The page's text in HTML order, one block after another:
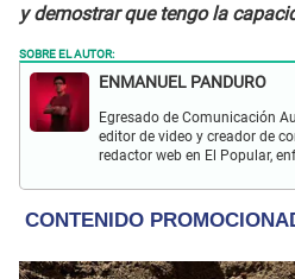
y demostrar que tengo la
SOBRE EL AUTOR:
ENMANUEL PANDURO
Egresado de Comunicación
editor de video y creador de
redactor web en El Popular,